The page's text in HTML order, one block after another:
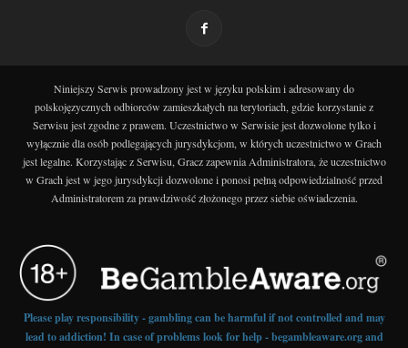
Niniejszy Serwis prowadzony jest w języku polskim i adresowany do
polskojęzycznych odbiorców zamieszkałych na terytoriach, gdzie korzystanie z
Serwisu jest zgodne z prawem. Uczestnictwo w Serwisie jest dozwolone tylko i
wyłącznie dla osób podlegających jurysdykcjom, w których uczestnictwo w Grach
jest legalne. Korzystając z Serwisu, Gracz zapewnia Administratora, że uczestnictwo
w Grach jest w jego jurysdykcji dozwolone i ponosi pełną odpowiedzialność przed
Administratorem za prawdziwość złożonego przez siebie oświadczenia.
Please play responsibility - gambling can be harmful if not controlled and may
lead to addiction! In case of problems look for help - begambleaware.org and